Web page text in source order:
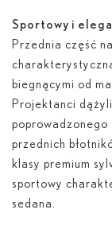
Sportowy i
Przednia część
biegnącymi od
Projektanci
przednich
klasy premium
sportowy
sedana.